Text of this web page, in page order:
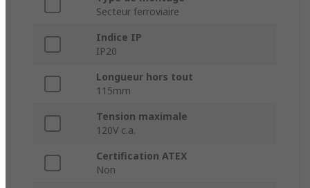
Secteur ferroviaire
Indice IP
IP20
Longueur hors tout
115mm
Tension maximale
120V c.a.
Certification ATEX
Non